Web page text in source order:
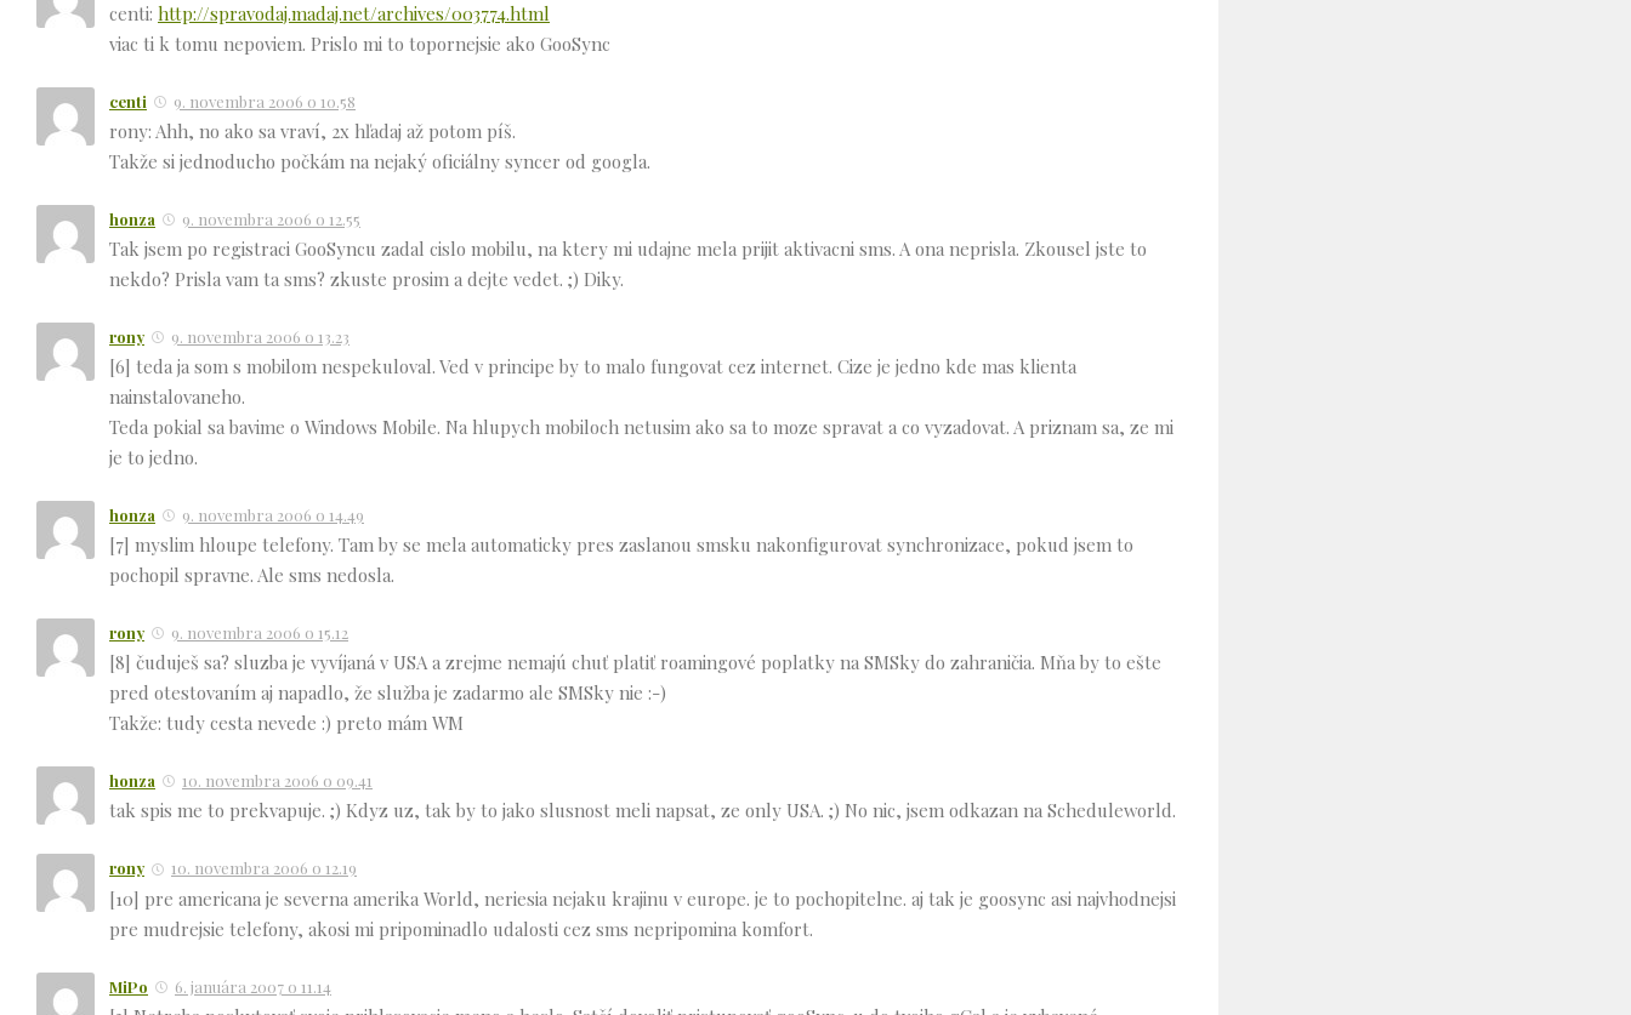
centi: http://spravodaj.madaj.net/archives/003774.html
viac ti k tomu nepoviem. Prislo mi to topornejsie ako GooSync
centi 9. novembra 2006 o 10.58
rony: Ahh, no ako sa vraví, 2x hľadaj až potom píš.
Takže si jednoducho počkám na nejaký oficiálny syncer od googla.
honza 9. novembra 2006 o 12.55
Tak jsem po registraci GooSyncu zadal cislo mobilu, na ktery mi udajne mela prijit aktivacni sms. A ona neprisla. Zkousel jste to
nekdo? Prisla vam ta sms? zkuste prosim a dejte vedet. ;) Diky.
rony 9. novembra 2006 o 13.23
[6] teda ja som s mobilom nespekuloval. Ved v principe by to malo fungovat cez internet. Cize je jedno kde mas klienta
nainstalovaneho.
Teda pokial sa bavime o Windows Mobile. Na hlupych mobiloch netusim ako sa to moze spravat a co vyzadovat. A priznam sa, ze mi
je to jedno.
honza 9. novembra 2006 o 14.49
[7] myslim hloupe telefony. Tam by se mela automaticky pres zaslanou smsku nakonfigurovat synchronizace, pokud jsem to
pochopil spravne. Ale sms nedosla.
rony 9. novembra 2006 o 15.12
[8] čuduješ sa? sluzba je vyvíjaná v USA a zrejme nemajú chuť platiť roamingové poplatky na SMSky do zahraničia. Mňa by to ešte
pred otestovaním aj napadlo, že služba je zadarmo ale SMSky nie :-)
Takže: tudy cesta nevede :) preto mám WM
honza 10. novembra 2006 o 09.41
tak spis me to prekvapuje. ;) Kdyz uz, tak by to jako slusnost meli napsat, ze only USA. ;) No nic, jsem odkazan na Scheduleworld.
rony 10. novembra 2006 o 12.19
[10] pre americana je severna amerika World, neriesia nejaku krajinu v europe. je to pochopitelne. aj tak je goosync asi najvhodnejsi
pre mudrejsie telefony, akosi mi pripominadlo udalosti cez sms nepripomina komfort.
MiPo 6. januára 2007 o 11.14